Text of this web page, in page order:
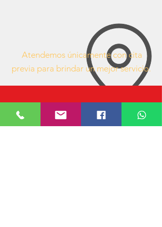
Atendemos únicamente con cita
previa para brindar un mejor servicio.